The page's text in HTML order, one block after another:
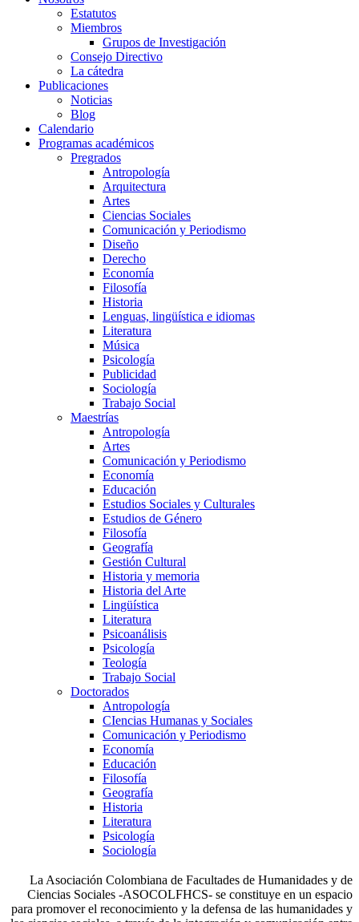
Estatutos
Miembros
Grupos de Investigación
Consejo Directivo
La cátedra
Publicaciones
Noticias
Blog
Calendario
Programas académicos
Pregrados
Antropología
Arquitectura
Artes
Ciencias Sociales
Comunicación y Periodismo
Diseño
Derecho
Economía
Filosofía
Historia
Lenguas, lingüística e idiomas
Literatura
Música
Psicología
Publicidad
Sociología
Trabajo Social
Maestrías
Antropología
Artes
Comunicación y Periodismo
Economía
Educación
Estudios Sociales y Culturales
Estudios de Género
Filosofía
Geografía
Gestión Cultural
Historia y memoria
Historia del Arte
Lingüística
Literatura
Psicoanálisis
Psicología
Teología
Trabajo Social
Doctorados
Antropología
CIencias Humanas y Sociales
Comunicación y Periodismo
Economía
Educación
Filosofía
Geografía
Historia
Literatura
Psicología
Sociología
La Asociación Colombiana de Facultades de Humanidades y de
Ciencias Sociales -ASOCOLFHCS- se constituye en un espacio
para promover el reconocimiento y la defensa de las humanidades y